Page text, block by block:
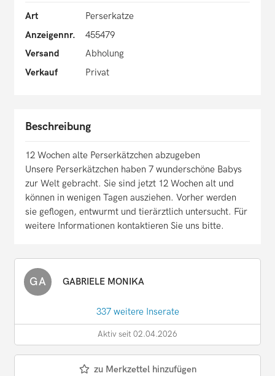
Art
Perserkatze
Anzeigennr.
455479
Versand
Abholung
Verkauf
Privat
Beschreibung
12 Wochen alte Perserkätzchen abzugeben
Unsere Perserkätzchen haben 7 wunderschöne Babys
zur Welt gebracht. Sie sind jetzt 12 Wochen alt und
können in wenigen Tagen ausziehen. Vorher werden
sie geflogen, entwurmt und tierärztlich untersucht. Für
weitere Informationen kontaktieren Sie uns bitte.
GA GABRIELE MONIKA
337 weitere Inserate
Aktiv seit 02.04.2026
zu Merkzettel hinzufügen